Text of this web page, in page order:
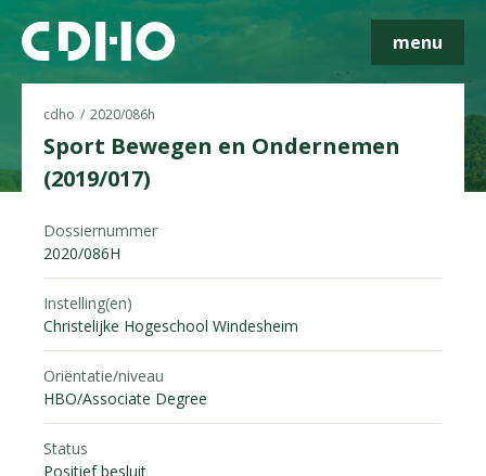
menu
cdho 2020/086h
Sport Bewegen en Ondernemen
(2019/017)
Dossiernummer
2020/086H
Instelling(en)
Christelijke Hogeschool Windesheim
Oriëntatie/niveau
HBO/Associate Degree
Status
Positief besluit